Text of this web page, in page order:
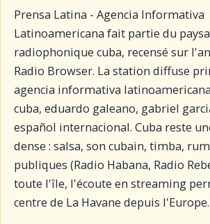
Prensa Latina - Agencia Informativa
Latinoamericana fait partie du
radiophonique cuba, recensé sur
Radio Browser. La station diffuse
agencia informativa
cuba, eduardo galeano, gabriel
español internacional. Cuba reste
dense : salsa, son cubain, timba,
publiques (Radio Habana, Radio
toute l'île, l'écoute en streaming
centre de La Havane depuis l'Europe.